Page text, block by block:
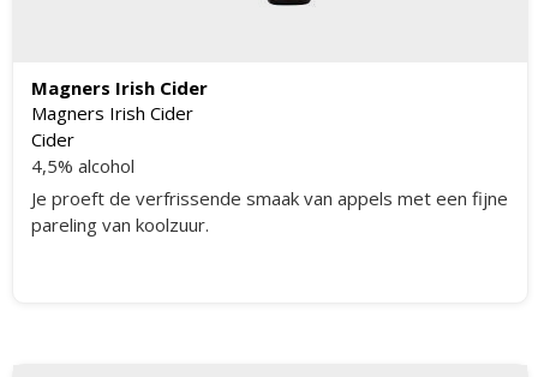
Magners Irish Cider
Magners Irish Cider
Cider
4,5% alcohol
Je proeft de verfrissende smaak van appels met een fijne
pareling van koolzuur.